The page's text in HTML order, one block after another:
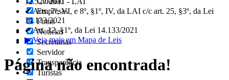
Empresas
Fotos
Notícias
Secretarias
Servidor
Transparência
Turistas
✔ Arts. 7º, VI, e 8º, §1º, IV, da LAI c/c art. 25, §3º, da Lei
14.133/2021
✔ Art. 12, §1º, da Lei 14.133/2021
▶ Veja mais em Mapa de Leis
Página não encontrada!